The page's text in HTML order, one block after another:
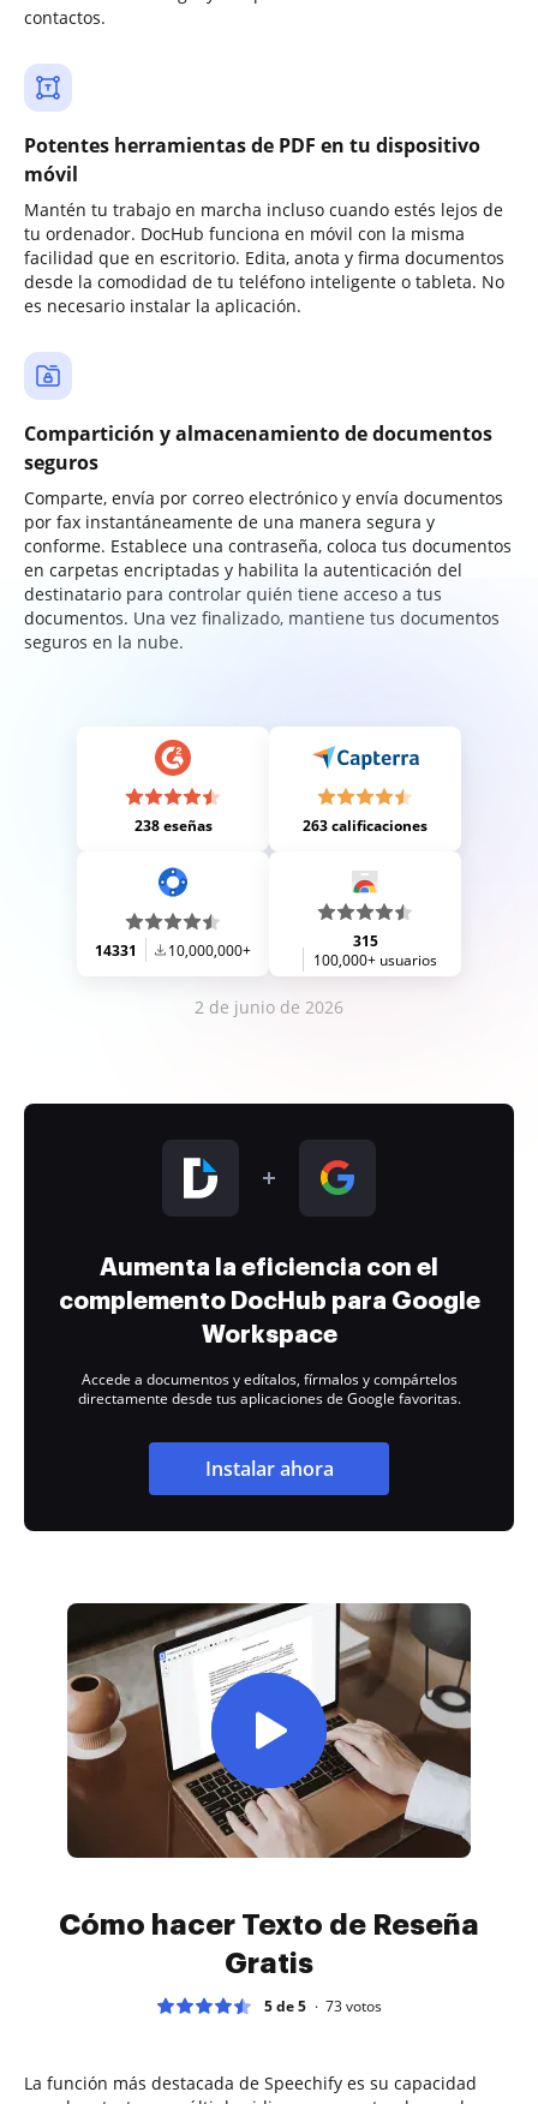
contactos.
Potentes herramientas de PDF en tu dispositivo
móvil
Mantén tu trabajo en marcha incluso cuando estés lejos de
tu ordenador. DocHub funciona en móvil con la misma
facilidad que en escritorio. Edita, anota y firma documentos
desde la comodidad de tu teléfono inteligente o tableta. No
es necesario instalar la aplicación.
Compartición y almacenamiento de documentos
seguros
Comparte, envía por correo electrónico y envía documentos
por fax instantáneamente de una manera segura y
conforme. Establece una contraseña, coloca tus documentos
en carpetas encriptadas y habilita la autenticación del
destinatario para controlar quién tiene acceso a tus
documentos. Una vez finalizado, mantiene tus documentos
seguros en la nube.
238 eseñas 263 calificaciones
14331 10,000,000+
315
100,000+ usuarios
2 de junio de 2026
Aumenta la eficiencia con el
complemento DocHub para Google
Workspace
Accede a documentos y edítalos, fírmalos y compártelos
directamente desde tus aplicaciones de Google favoritas.
Instalar ahora
Cómo hacer Texto de Reseña
Gratis
5 de 5 73votos
La función más destacada de Speechify es su capacidad